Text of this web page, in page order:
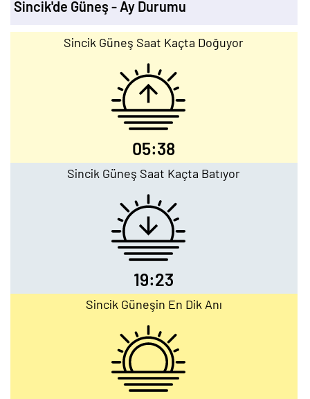
Sincik'de Güneş - Ay Durumu
Sincik Güneş Saat Kaçta Doğuyor
05:38
Sincik Güneş Saat Kaçta Batıyor
19:23
Sincik Güneşin En Dik Anı